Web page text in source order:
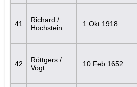
41
Richard /
Hochstein
1 Okt 1918
42
Röttgers /
Vogt
10 Feb 1652